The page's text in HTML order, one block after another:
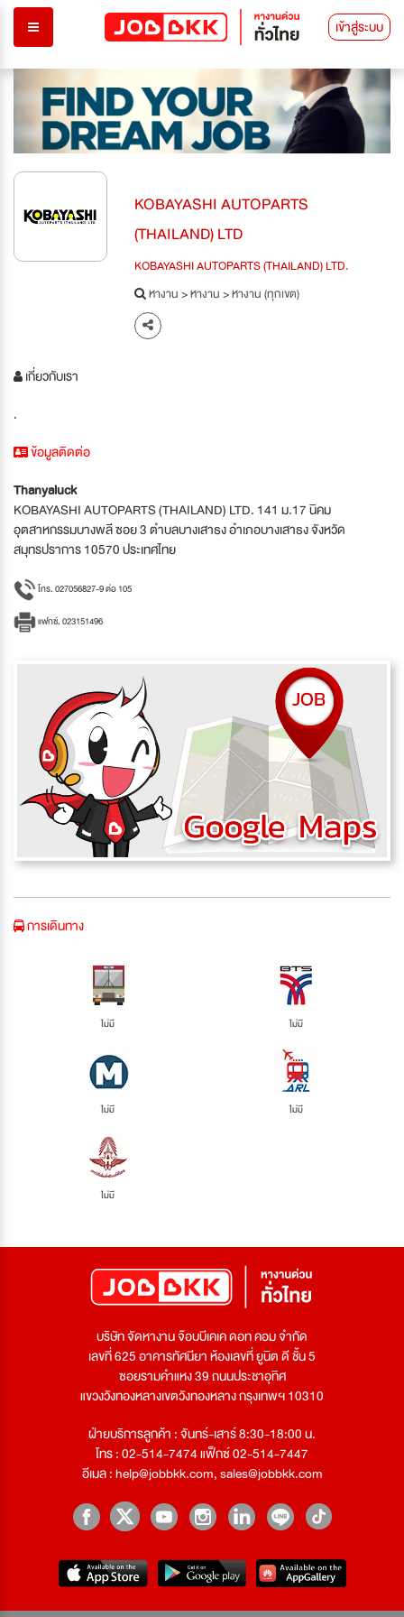
เข้าสู่ระบบ
KOBAYASHI AUTOPARTS
(THAILAND) LTD
KOBAYASHI AUTOPARTS (THAILAND) LTD.
หางาน>หางาน>หางาน (ทุกเขต)
เกี่ยวกับเรา
.
ข้อมูลติดต่อ
Thanyaluck
KOBAYASHI AUTOPARTS (THAILAND) LTD. 141 ม.17 นิคม
อุตสาหกรรมบางพลี ซอย 3 ตำบลบางเสาธง อำเภอบางเสาธง จังหวัด
สมุทรปราการ 10570 ประเทศไทย
โทร. 027056827-9 ต่อ 105
แฟกซ์. 023151496
การเดินทาง
ไม่มี ไม่มี
ไม่มี ไม่มี
ไม่มี
บริษัท จัดหางาน จ๊อบบีเคเค ดอท คอม จำกัด
เลขที่ 625 อาคารทัศนียา ห้องเลขที่ ยูนิต ดี ชั้น 5
ซอยรามคำแหง 39 ถนนประชาอุทิศ
แขวงวังทองหลางเขตวังทองหลาง กรุงเทพฯ 10310
ฝ่ายบริการลูกค้า : จันทร์-เสาร์ 8:30-18:00 น.
โทร : 02-514-7474 แฟ็กซ์ 02-514-7447
อีเมล :help@jobbkk.com,sales@jobbkk.com